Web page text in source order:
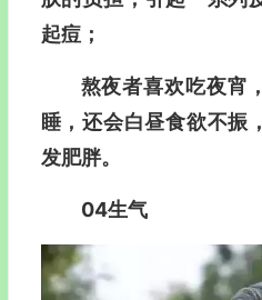
起痘；
熬夜者喜欢吃夜宵
睡，还会白昼食欲不振
发肥胖。
04生气